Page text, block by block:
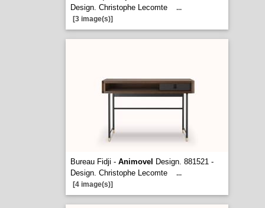
Design. Christophe Lecomte
...
[3 image(s)]
Bureau Fidji - Animovel
Design. 881521 -
Design. Christophe Lecomte
...
[4 image(s)]